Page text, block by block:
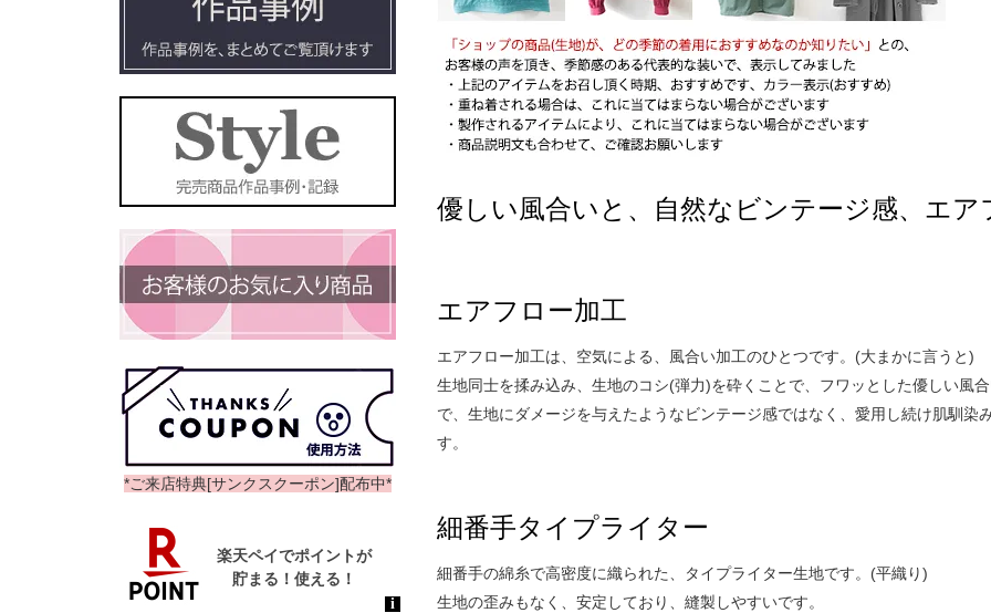
優しい風合いと、自然なビンテージ感、エ
エアフロー加工
エアフロー加工は、空気による、風合い加工のひとつです。(大まかに言うと)
生地同士を揉み込み、生地のコシ(弾力)を砕くことで、フワッとした優しい風
で、生地にダメージを与えたようなビンテージ感ではなく、愛用し続け肌馴染
す。
細番手タイプライター
細番手の綿糸で高密度に織られた、タイプライター生地です。(平織り)
生地の歪みもなく、安定しており、縫製しやすいです。
*ご来店特典[サンクスクーポン]配布中*